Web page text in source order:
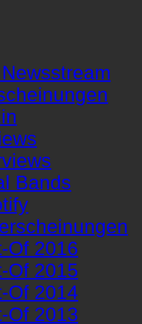
Bands
Of 2016
Of 2015
Of 2014
Of 2013